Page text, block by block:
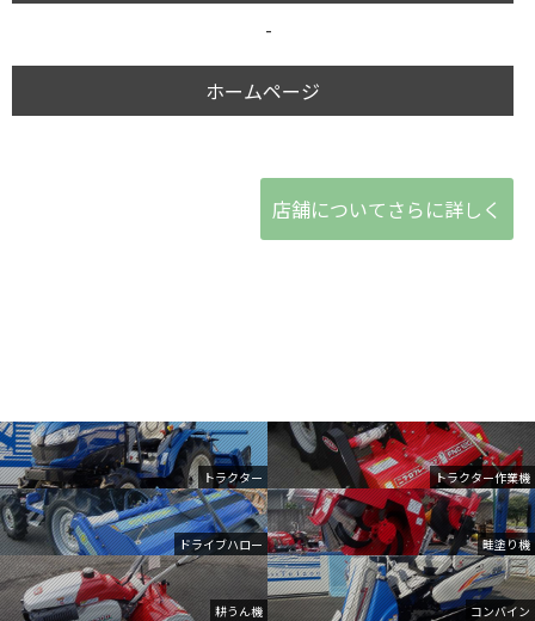
トラクター トラクター作業機
ドライブハロー 畦塗り機
耕うん機 コンバイン
-
ホームページ
店舗についてさらに詳しく